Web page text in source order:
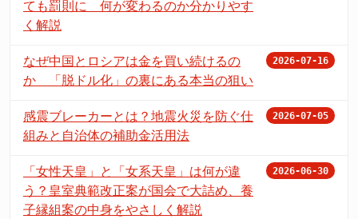
ても罰則に 何が変わるのか分かりやす
く解説
なぜ中国とロシアは金を買い続けるの
か 「脱ドル化」の裏にある本当の狙い
2026-07-16
感震ブレーカーとは？地震火災を防ぐ仕
組みと自治体の補助金活用法
2026-07-05
「女性天皇」と「女系天皇」は何が違
う？皇室典範改正案が国会で大詰め、養
子縁組案の中身をやさしく解説
2026-06-30